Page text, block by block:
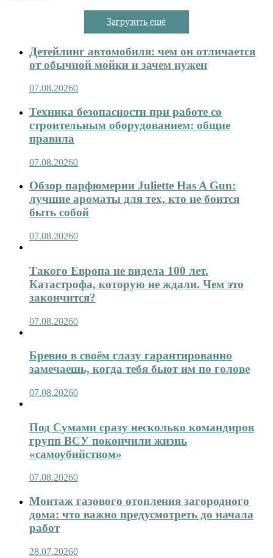
Загрузить ещё
Детейлинг автомобиля: чем он отличается
от обычной мойки и зачем нужен
07.08.20260
Техника безопасности при работе со
строительным оборудованием: общие
правила
07.08.20260
Обзор парфюмерии Juliette Has A Gun:
лучшие ароматы для тех, кто не боится
быть собой
07.08.20260
Такого Европа не видела 100 лет.
Катастрофа, которую не ждали. Чем это
закончится?
07.08.20260
Бревно в своём глазу гарантированно
замечаешь, когда тебя бьют им по голове
07.08.20260
Под Сумами сразу несколько командиров
групп ВСУ покончили жизнь
«самоубийством»
07.08.20260
Монтаж газового отопления загородного
дома: что важно предусмотреть до начала
работ
28.07.20260